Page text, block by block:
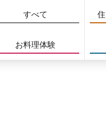
すべて
お料理体験